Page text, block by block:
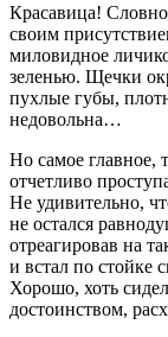
Красавица!
своим
миловидное
зеленью. Щечки
пухлые губы,
недовольна…
Но самое главное,
отчетливо
Не удивительно,
не остался
отреагировав на
и встал по стойке
Хорошо, хоть
достоинством,